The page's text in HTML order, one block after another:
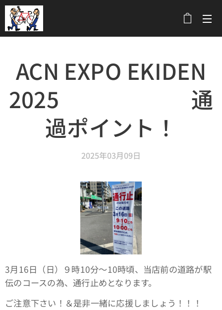
ACN EXPO EKIDEN
2025 通
過ポイント！
2025年03月09日
3月16日（日）９時10分～10時頃、当店前の道路が駅
伝のコースの為、通行止めとなります。
ご注意下さい！＆是非一緒に応援しましょう！！！